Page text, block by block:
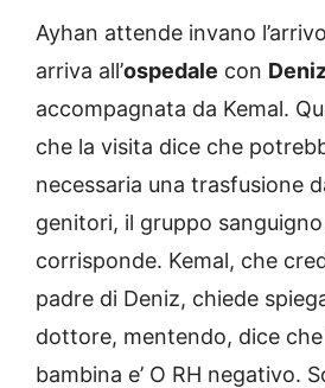
Ayhan attende invano
arriva all’ospedale con
accompagnata da Kemal.
che la visita dice che
necessaria una trasfusione
genitori, il gruppo
corrisponde. Kemal, che
padre di Deniz, chiede
dottore, mentendo, dice
bambina e’ O RH negativo.